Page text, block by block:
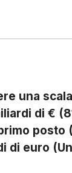
una
di €
posto
di euro